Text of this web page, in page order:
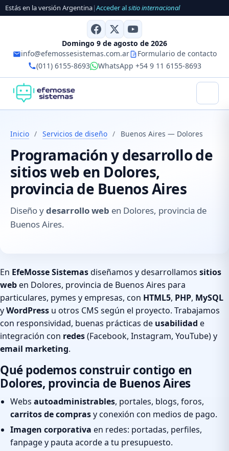
Estás en la versión Argentina|Acceder alsitio internacional
Domingo 9 de agosto de 2026
info@efemossesistemas.com.ar
Formulario de contacto
(011) 6155-8693
WhatsApp +54 9 11 6155-8693
Inicio / Servicios de diseño / Buenos Aires — Dolores
Programación y desarrollo de
sitios web en Dolores,
provincia de Buenos Aires
Diseño ydesarrollo web en Dolores, provincia de
Buenos Aires.
En EfeMosse Sistemasdiseñamos y desarrollamos sitios
weben Dolores, provincia de Buenos Aires para
particulares, pymes y empresas, con HTML5, PHP, MySQL
yWordPress u otros CMS según el proyecto. Trabajamos
con responsividad, buenas prácticas de usabilidad e
integración con redes(Facebook, Instagram, YouTube) y
email marketing.
Qué podemos construir contigo en
Dolores, provincia de Buenos Aires
Webs autoadministrables, portales, blogs, foros,
carritos de comprasy conexión con medios de pago.
Imagen corporativa en redes: portadas, perfiles,
fanpage y pauta acorde a tu presupuesto.